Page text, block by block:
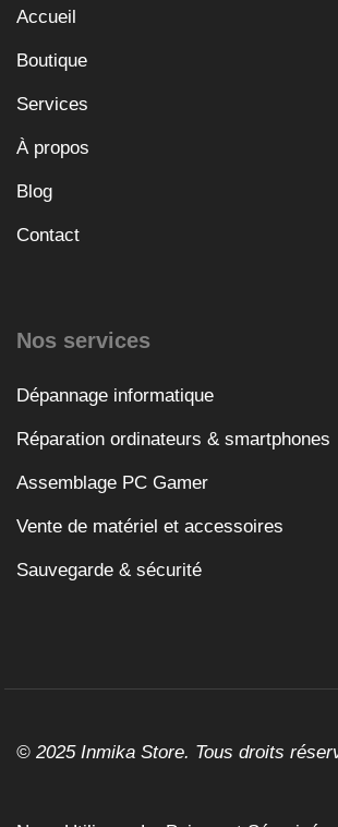
Accueil
Boutique
Services
À propos
Blog
Contact
Nos services
Dépannage informatique
Réparation ordinateurs & smartphones
Assemblage PC Gamer
Vente de matériel et accessoires
Sauvegarde & sécurité
© 2025 Inmika Store. Tous droits